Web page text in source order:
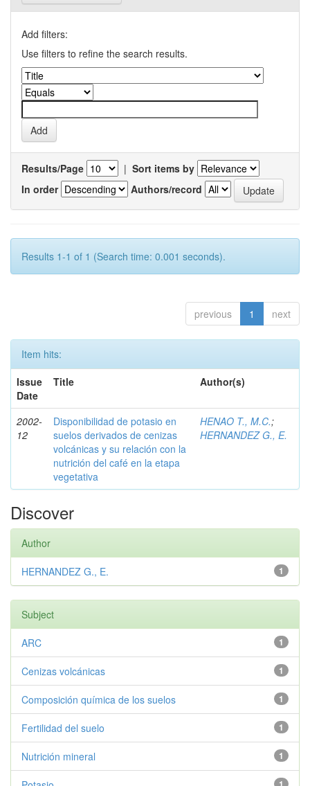
Add filters:
Use filters to refine the search results.
Results/Page | Sort items by
In order
Authors/record
Results 1-1 of 1 (Search time: 0.001 seconds).
previous 1 next
Item hits:
Issue
Date
Title Author(s)
2002-
12
Disponibilidad de potasio en
suelos derivados de cenizas
volcánicas y su relación con la
nutrición del café en la etapa
vegetativa
HENAO T., M.C.;
HERNANDEZ G., E.
Discover
Author
1
HERNANDEZ G., E.
Subject
1
ARC
1
Cenizas volcánicas
1
Composición química de los suelos
1
Fertilidad del suelo
1
Nutrición mineral